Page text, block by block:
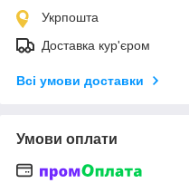
Укрпошта
Доставка кур'єром
Всі умови доставки
Умови оплати